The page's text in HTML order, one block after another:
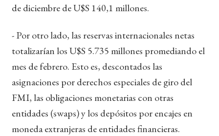
de diciembre de U$S 140,1 millones.
- Por otro lado, las reservas internacionales netas
totalizarían los U$S 5.735 millones promediando el
mes de febrero. Esto es, descontados las
asignaciones por derechos especiales de giro del
FMI, las obligaciones monetarias con otras
entidades (swaps) y los depósitos por encajes en
moneda extranjeras de entidades financieras.